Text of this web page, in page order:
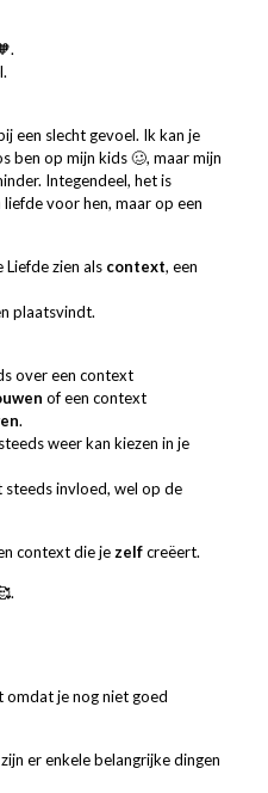
een slecht gevoel. Ik kan je
ben op mijn kids 🥴, maar mijn
Integendeel, het is
voor hen, maar op een
zien als context, een
plaatsvindt.
over een context
of een context
.
weer kan kiezen in je
steeds invloed, wel op de
context die je zelfcreëert.
omdat je nog niet goed
er enkele belangrijke dingen